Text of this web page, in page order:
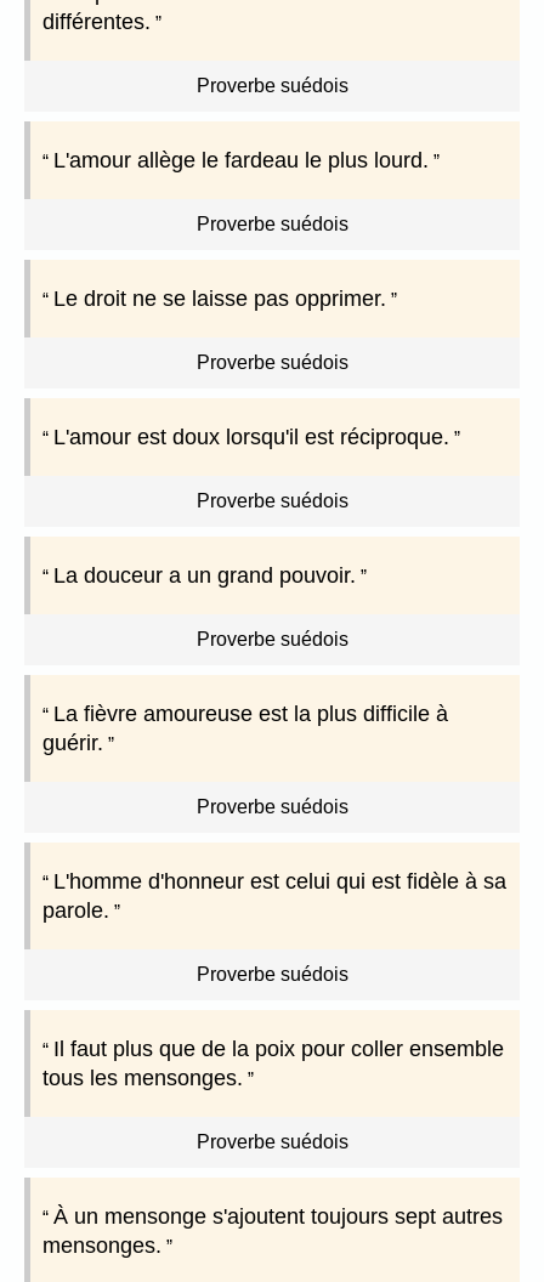
différentes.
Proverbe suédois
L'amour allège le fardeau le plus lourd.
Proverbe suédois
Le droit ne se laisse pas opprimer.
Proverbe suédois
L'amour est doux lorsqu'il est réciproque.
Proverbe suédois
La douceur a un grand pouvoir.
Proverbe suédois
La fièvre amoureuse est la plus difficile à
guérir.
Proverbe suédois
L'homme d'honneur est celui qui est fidèle à sa
parole.
Proverbe suédois
Il faut plus que de la poix pour coller ensemble
tous les mensonges.
Proverbe suédois
À un mensonge s'ajoutent toujours sept autres
mensonges.